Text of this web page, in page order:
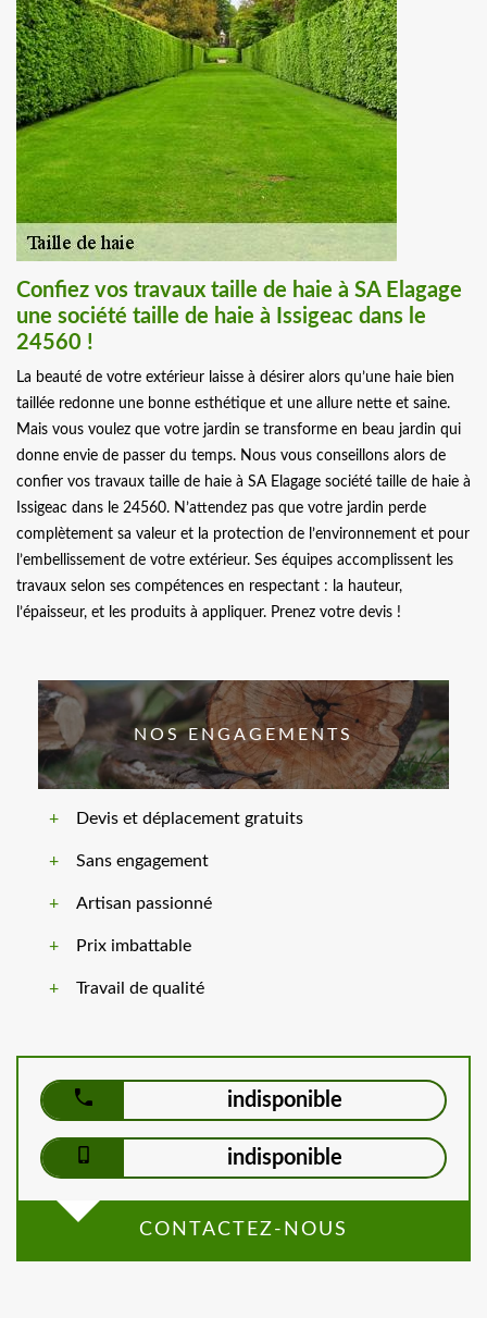
Confiez vos travaux taille de haie à SA Elagage
une société taille de haie à Issigeac dans le
24560 !
La beauté de votre extérieur laisse à désirer alors qu’une haie bien
taillée redonne une bonne esthétique et une allure nette et saine.
Mais vous voulez que votre jardin se transforme en beau jardin qui
donne envie de passer du temps. Nous vous conseillons alors de
confier vos travaux taille de haie à SA Elagage société taille de haie à
Issigeac dans le 24560. N’attendez pas que votre jardin perde
complètement sa valeur et la protection de l’environnement et pour
l’embellissement de votre extérieur. Ses équipes accomplissent les
travaux selon ses compétences en respectant : la hauteur,
l’épaisseur, et les produits à appliquer. Prenez votre devis !
NOS ENGAGEMENTS
Devis et déplacement gratuits
Sans engagement
Artisan passionné
Prix imbattable
Travail de qualité
indisponible
indisponible
CONTACTEZ-NOUS